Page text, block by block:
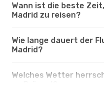
Wann ist die beste
Madrid zu reisen?
Wie lange dauert der
Madrid?
Welches Wetter